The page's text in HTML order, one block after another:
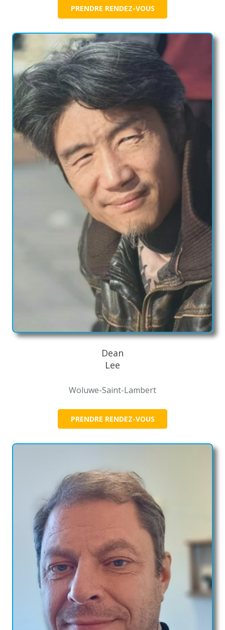
PRENDRE RENDEZ-VOUS
Dean
Lee
Woluwe-Saint-Lambert
PRENDRE RENDEZ-VOUS